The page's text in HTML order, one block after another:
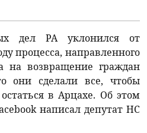
дел РА уклонился от
процесса, направленного
на возвращение граждан
они сделали все, чтобы
в Арцахе. Об этом
написал депутат НС